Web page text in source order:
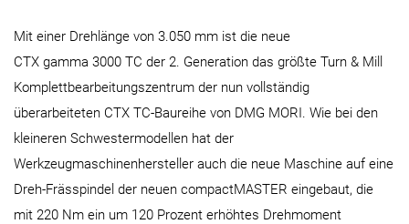
Mit einer Drehlänge von 3.050 mm ist die neue
CTX gamma 3000 TC der 2. Generation das größte Turn & Mill
Komplettbearbeitungszentrum der nun vollständig
überarbeiteten CTX TC-Baureihe von DMG MORI. Wie bei den
kleineren Schwestermodellen hat der
Werkzeugmaschinenhersteller auch die neue Maschine auf eine
Dreh-Frässpindel der neuen compactMASTER eingebaut, die
mit 220 Nm ein um 120 Prozent erhöhtes Drehmoment